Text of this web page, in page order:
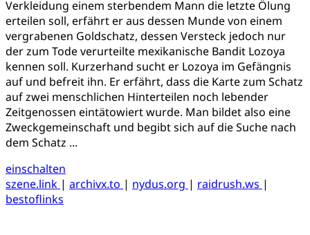
Verkleidung einem sterbendem Mann die letzte Ölung
erteilen soll, erfährt er aus dessen Munde von einem
vergrabenen Goldschatz, dessen Versteck jedoch nur
der zum Tode verurteilte mexikanische Bandit Lozoya
kennen soll. Kurzerhand sucht er Lozoya im Gefängnis
auf und befreit ihn. Er erfährt, dass die Karte zum Schatz
auf zwei menschlichen Hinterteilen noch lebender
Zeitgenossen eintätowiert wurde. Man bildet also eine
Zweckgemeinschaft und begibt sich auf die Suche nach
dem Schatz ...
einschalten
szene.link | archivx.to | nydus.org | raidrush.ws |
bestoflinks